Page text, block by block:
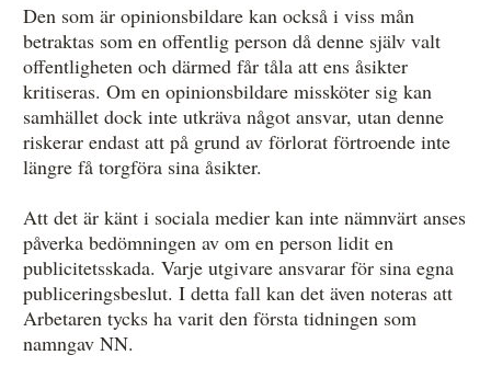
Den som är opinionsbildare kan också i viss mån
betraktas som en offentlig person då denne själv valt
offentligheten och därmed får tåla att ens åsikter
kritiseras. Om en opinionsbildare missköter sig kan
samhället dock inte utkräva något ansvar, utan denne
riskerar endast att på grund av förlorat förtroende inte
längre få torgföra sina åsikter.
Att det är känt i sociala medier kan inte nämnvärt anses
påverka bedömningen av om en person lidit en
publicitetsskada. Varje utgivare ansvarar för sina egna
publiceringsbeslut. I detta fall kan det även noteras att
Arbetaren tycks ha varit den första tidningen som
namngav NN.